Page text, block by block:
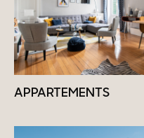
APPARTEMENTS